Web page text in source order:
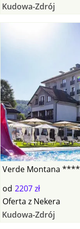
Kudowa-Zdrój
Verde Montana ****
od 2207 zł
Oferta z Nekera
Kudowa-Zdrój